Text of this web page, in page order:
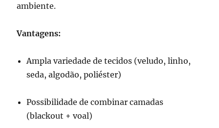
ambiente.
Vantagens:
Ampla variedade de tecidos (veludo, linho,
seda, algodão, poliéster)
Possibilidade de combinar camadas
(blackout + voal)